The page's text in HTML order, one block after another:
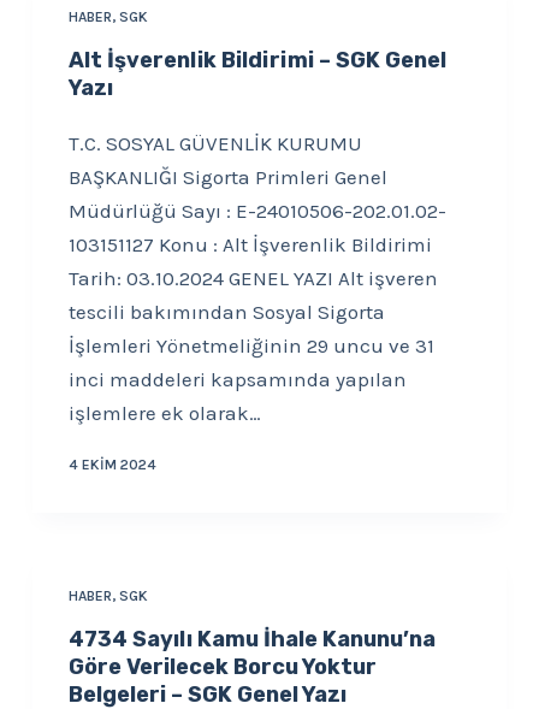
HABER, SGK
Alt İşverenlik Bildirimi – SGK Genel
Yazı
T.C. SOSYAL GÜVENLİK KURUMU
BAŞKANLIĞI Sigorta Primleri Genel
Müdürlüğü Sayı : E-24010506-202.01.02-
103151127 Konu : Alt İşverenlik Bildirimi
Tarih: 03.10.2024 GENEL YAZI Alt işveren
tescili bakımından Sosyal Sigorta
İşlemleri Yönetmeliğinin 29 uncu ve 31
inci maddeleri kapsamında yapılan
işlemlere ek olarak…
4 EKIM 2024
HABER, SGK
4734 Sayılı Kamu İhale Kanunu’na
Göre Verilecek Borcu Yoktur
Belgeleri – SGK Genel Yazı